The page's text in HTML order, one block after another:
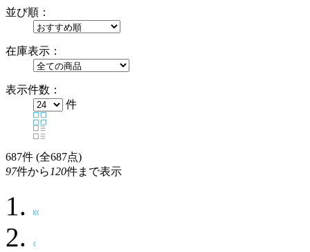
並び順：
在庫表示：
表示件数：
件
687件 (全687点)
97件から 120件まで表示